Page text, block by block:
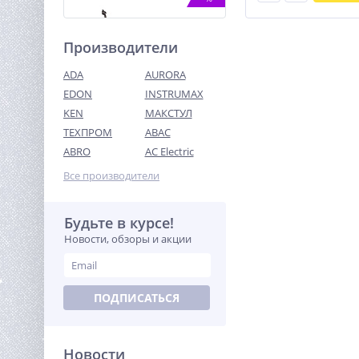
Лебедка автомобильная
TOR ЛА SEC15000 г/п 6804
кг 28 м 12V
63 857
Производители
ADA
AURORA
EDON
INSTRUMAX
KEN
МАКСТУЛ
ТЕХПРОМ
ABAC
ABRO
AC Electric
Все производители
Будьте в курсе!
Новости, обзоры и акции
ПОДПИСАТЬСЯ
Новости